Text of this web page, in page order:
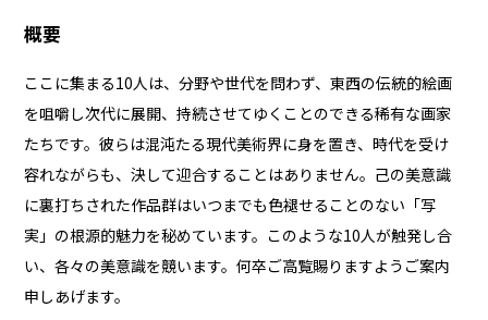
概要
ここに集まる10人は、分野や世代を問わず、東西の伝統的絵画
を咀嚼し次代に展開、持続させてゆくことのできる稀有な画家
たちです。彼らは混沌たる現代美術界に身を置き、時代を受け
容れながらも、決して迎合することはありません。己の美意識
に裏打ちされた作品群はいつまでも色褪せることのない「写
実」の根源的魅力を秘めています。このような10人が触発し合
い、各々の美意識を競います。何卒ご高覧賜りますようご案内
申しあげます。